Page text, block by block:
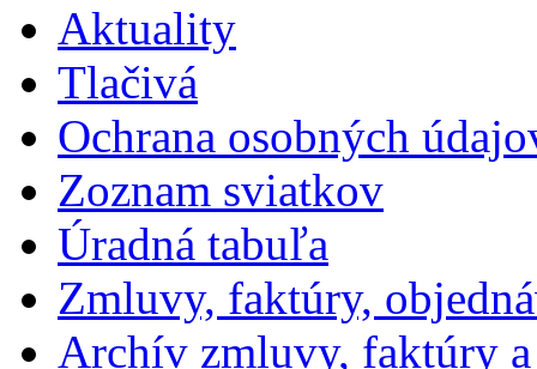
Aktuality
Tlačivá
Ochrana osobných
Zoznam sviatkov
Úradná tabuľa
Zmluvy, faktúry,
Archív zmluvy, faktúry